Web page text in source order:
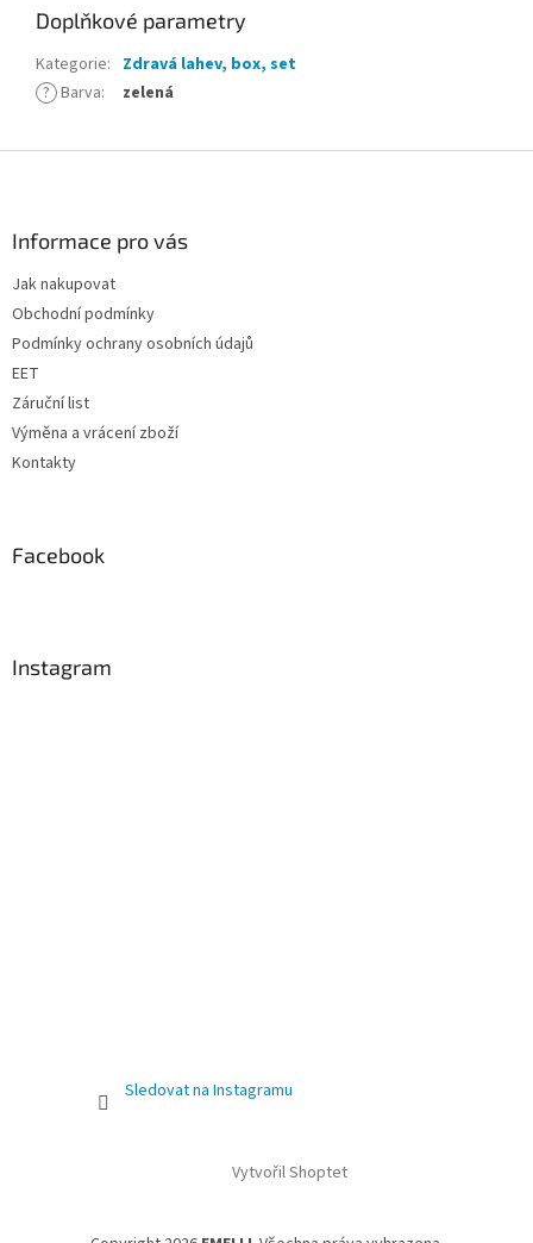
Doplňkové parametry
Kategorie: Zdravá lahev, box, set
? Barva: zelená
Informace pro vás
Jak nakupovat
Obchodní podmínky
Podmínky ochrany osobních údajů
EET
Záruční list
Výměna a vrácení zboží
Kontakty
Facebook
Instagram
Sledovat na Instagramu
Vytvořil Shoptet